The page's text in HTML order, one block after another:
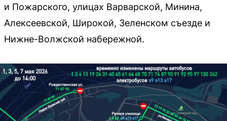
и Пожарского, улицах Варварской, Минина,
Алексеевской, Широкой, Зеленском съезде и
Нижне-Волжской набережной.